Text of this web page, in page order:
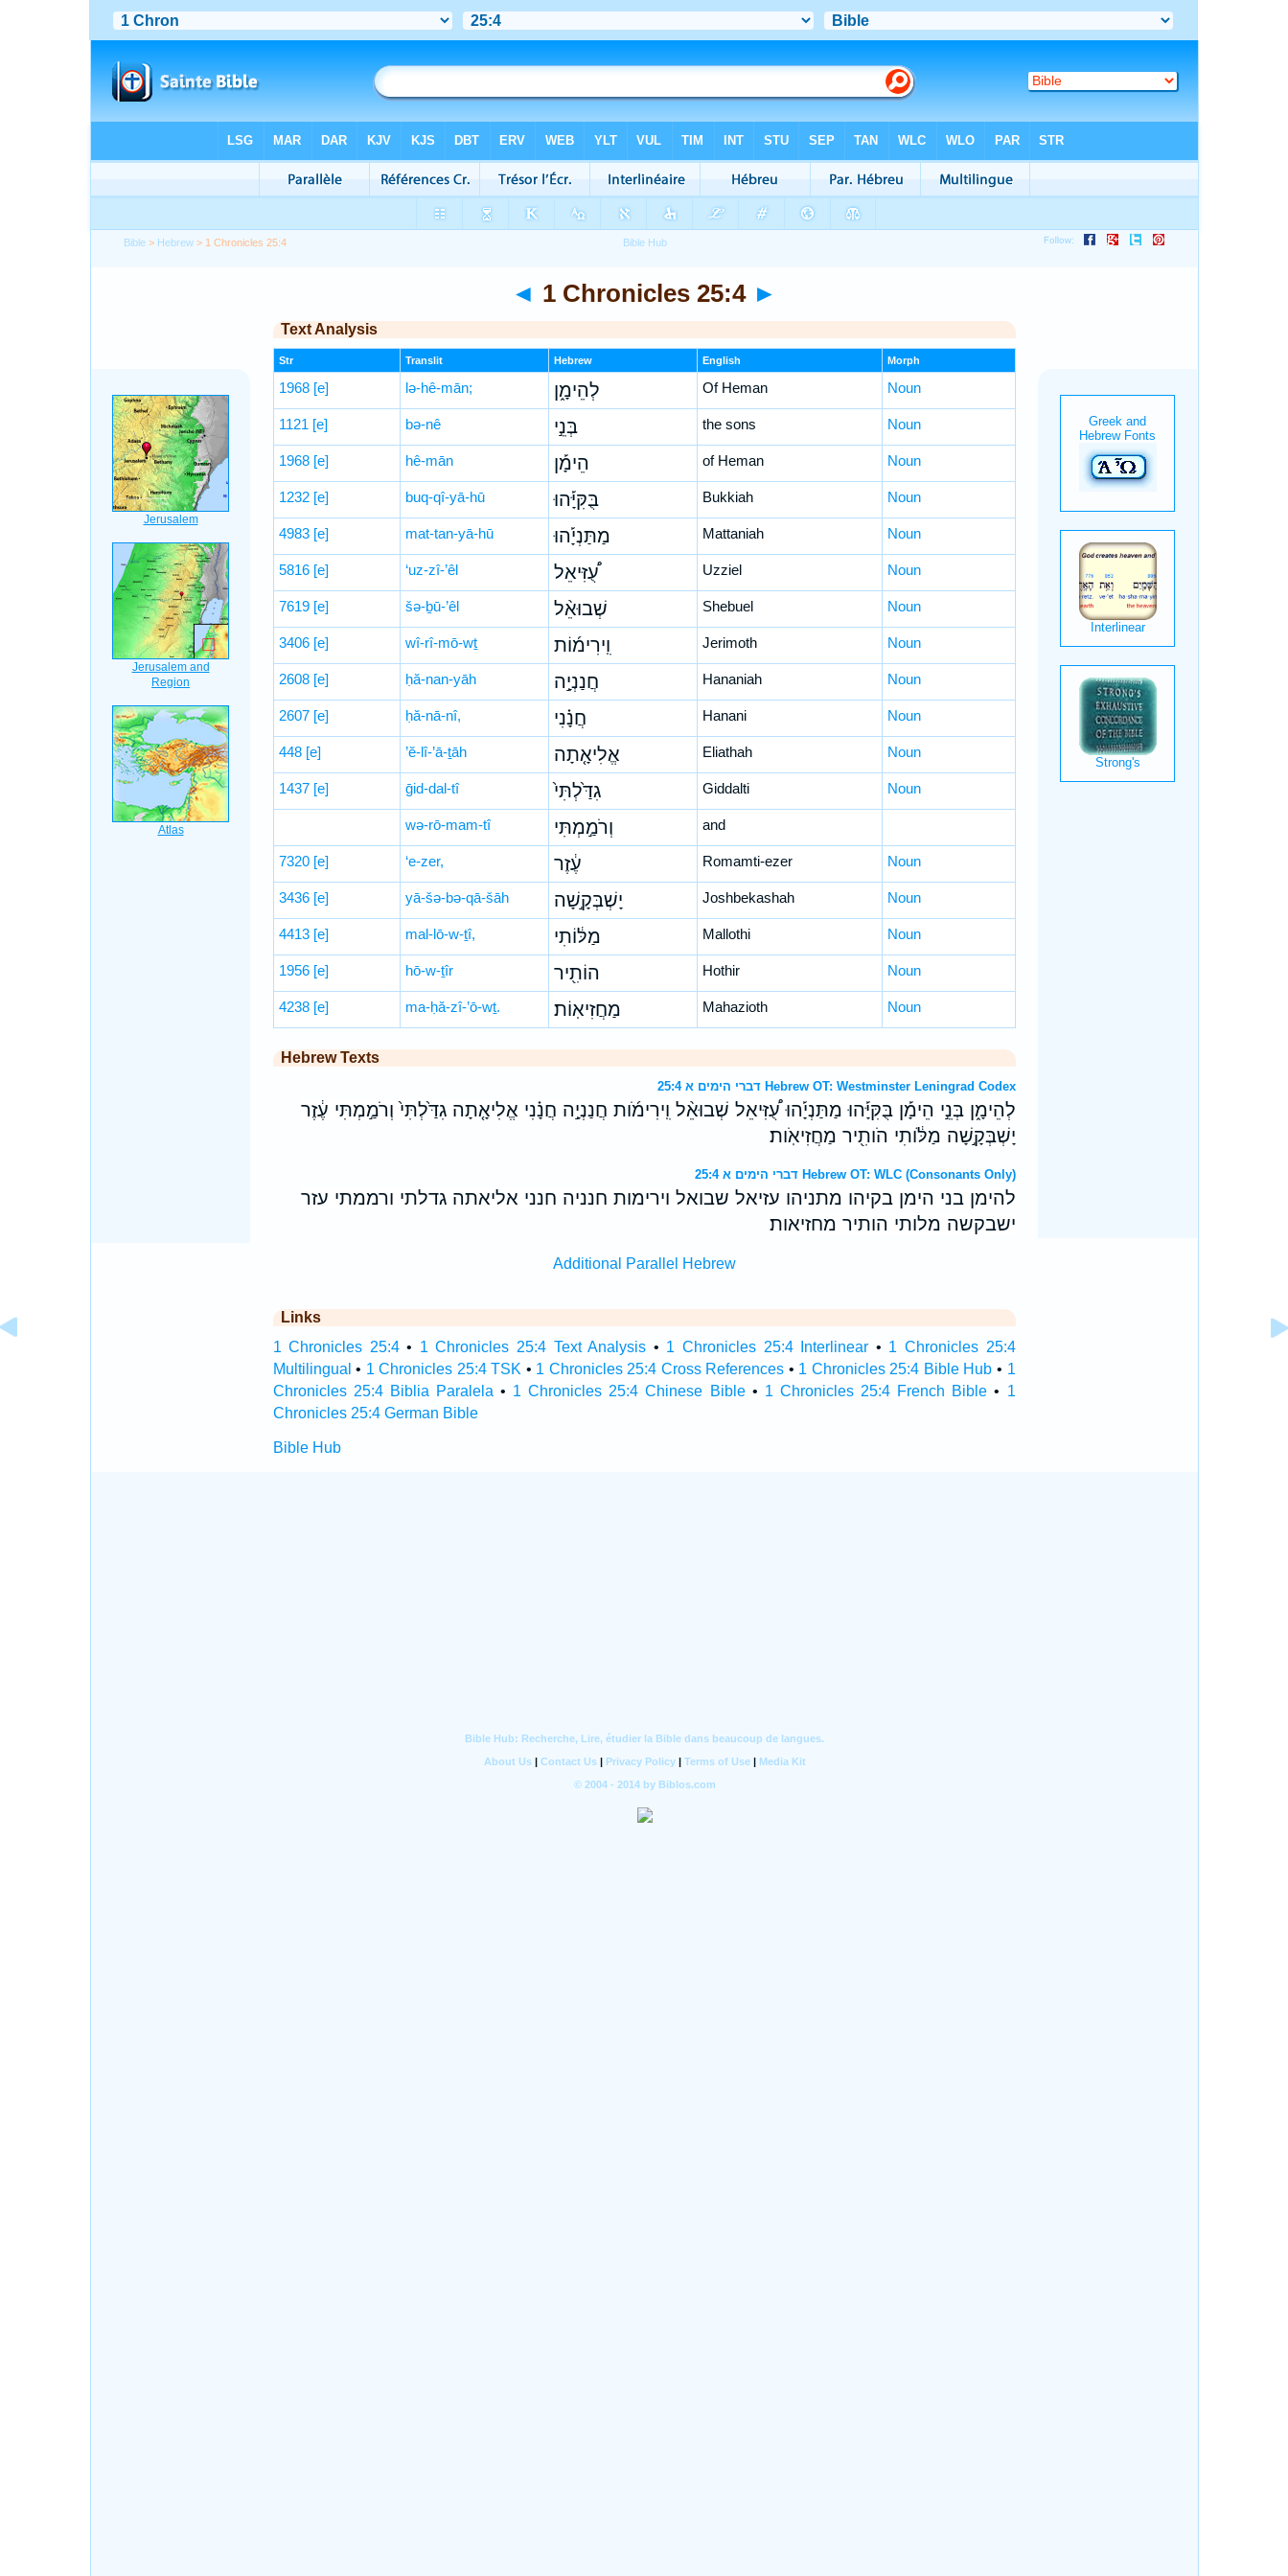
Bible > Hebrew > 1 Chronicles 25:4
◄ 1 Chronicles 25:4 ►
Text Analysis
Str Translit Hebrew English Morph
1968 [e] lə-hê-mān; לְהֵימָ֑ן Of Heman Noun
1121 [e] bə-nê בְּנֵ֣י the sons Noun
1968 [e] hê-mān הֵימָ֡ן of Heman Noun
1232 [e] buq-qî-yā-hū בֻּקִּיָּ֡הוּ Bukkiah Noun
4983 [e] mat-tan-yā-hū מַתַּנְיָ֡הוּ Mattaniah Noun
5816 [e] ‘uz-zî-’êl עֻ֠זִּיאֵל Uzziel Noun
7619 [e] šə-ḇū-’êl שְׁבוּאֵ֨ל Shebuel Noun
3406 [e] wî-rî-mō-wṯ וִֽירִימ֜וֹת Jerimoth Noun
2608 [e] ḥă-nan-yāh חֲנַנְיָ֣ה Hananiah Noun
2607 [e] ḥă-nā-nî, חֲנָ֗נִי Hanani Noun
448 [e] ’ĕ-lî-’ā-ṯāh אֱלִיאָ֤תָה Eliathah Noun
1437 [e] ḡid-dal-tî גִדַּ֙לְתִּי֙ Giddalti Noun
wə-rō-mam-tî וְרֹמַ֣מְתִּי and
7320 [e] ‘e-zer, עֶ֔זֶר Romamti-ezer Noun
3436 [e] yā-šə-bə-qā-šāh יָשְׁבְּקָ֣שָׁה Joshbekashah Noun
4413 [e] mal-lō-w-ṯî, מַלּ֔וֹתִי Mallothi Noun
1956 [e] hō-w-ṯîr הוֹתִ֖יר Hothir Noun
4238 [e] ma-ḥă-zî-’ō-wṯ. מַחֲזִיאֽוֹת׃ Mahazioth Noun
Hebrew Texts
דברי הימים א 25:4 Hebrew OT: Westminster Leningrad Codex
לְהֵימָ֑ן בְּנֵ֣י הֵימָ֡ן בֻּקִּיָּ֡הוּ מַתַּנְיָ֡הוּ עֻ֠זִּיאֵל שְׁבוּאֵ֨ל וִֽירִימֹ֜ות חֲנַנְיָ֣ה חֲנָ֗נִי אֱלִיאָ֤תָה גִדַּ֙לְתִּי֙ וְרֹמַ֣מְתִּי עֶ֔זֶר
יָשְׁבְּקָ֣שָׁה מַלֹּ֔ותִי הֹותִ֖יר מַחֲזִיאֹֽות׃
דברי הימים א 25:4 Hebrew OT: WLC (Consonants Only)
להימן בני הימן בקיהו מתניהו עזיאל שבואל וירימות חנניה חנני אליאתה גדלתי ורממתי עזר
ישבקשה מלותי הותיר מחזיאות׃
Additional Parallel Hebrew
Links
1 Chronicles 25:4• 1 Chronicles 25:4 Text Analysis • 1 Chronicles 25:4 Interlinear • 1 Chronicles 25:4
Multilingual • 1 Chronicles 25:4 TSK • 1 Chronicles 25:4 Cross References • 1 Chronicles 25:4 Bible Hub • 1
Chronicles 25:4 Biblia Paralela • 1 Chronicles 25:4 Chinese Bible• 1 Chronicles 25:4 French Bible • 1
Chronicles 25:4 German Bible
Bible Hub